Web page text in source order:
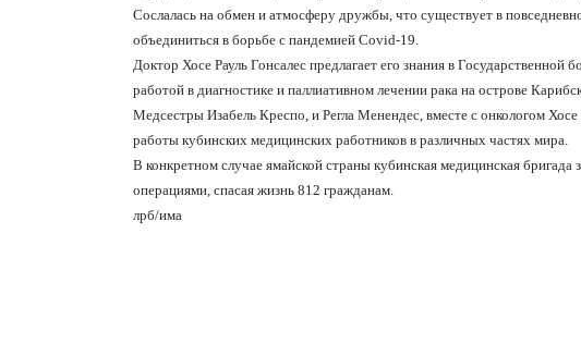
Сослалась на обмен и атмосферу дружбы, что существует в
объединиться в борьбе с пандемией Covid-19.
Доктор Хосе Рауль Гонсалес предлагает его знания в
работой в диагностике и паллиативном лечении рака на острове
Медсестры Изабель Креспо, и Регла Менендес, вместе с онкологом
работы кубинских медицинских работников в различных частях мира.
В конкретном случае ямайской страны кубинская медицинская
операциями, спасая жизнь 812 гражданам.
лрб/има